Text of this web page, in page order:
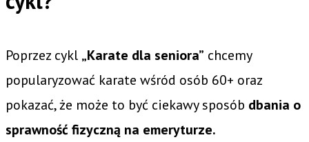
Poprzez cykl „Karate dla seniora” chcemy
popularyzować karate wśród osób 60+ oraz
pokazać, że może to być ciekawy sposób dbania o
sprawność fizyczną na emeryturze.